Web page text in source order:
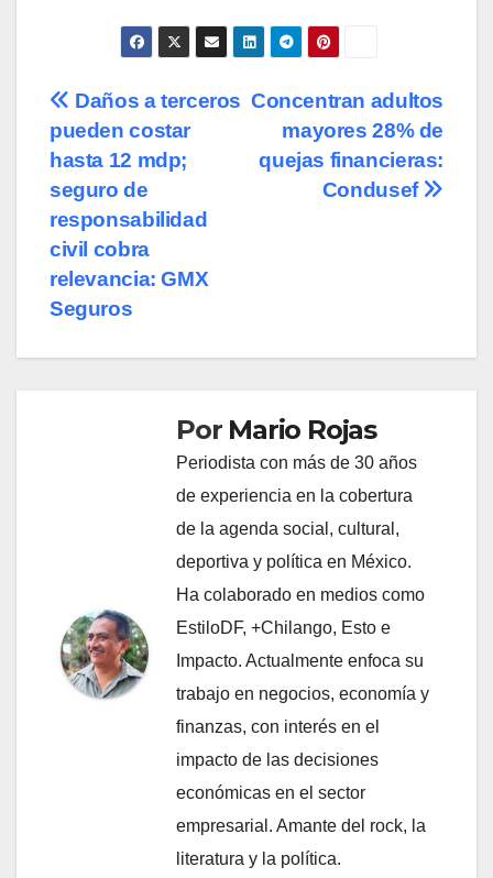
Navegación
de
entradas
Concentran adultos
mayores 28% de
quejas financieras:
Condusef
Daños a terceros
pueden costar
hasta 12 mdp;
seguro de
responsabilidad
civil cobra
relevancia: GMX
Seguros
Por Mario Rojas
Periodista con más de 30 años
de experiencia en la cobertura
de la agenda social, cultural,
deportiva y política en México.
Ha colaborado en medios como
EstiloDF, +Chilango, Esto e
Impacto. Actualmente enfoca su
trabajo en negocios, economía y
finanzas, con interés en el
impacto de las decisiones
económicas en el sector
empresarial. Amante del rock, la
literatura y la política.